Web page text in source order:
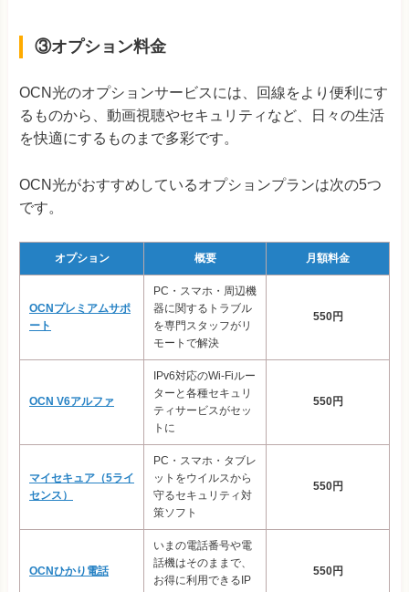
③オプション料金
OCN光のオプションサービスには、回線をより便利にす
るものから、動画視聴やセキュリティなど、日々の生活
を快適にするものまで多彩です。
OCN光がおすすめしているオプションプランは次の5つ
です。
オプション 概要 月額料金
OCNプレミアムサポ
ート
PC・スマホ・周辺機
器に関するトラブル
を専門スタッフがリ
モートで解決
550円
OCN V6アルファ
IPv6対応のWi-Fiルー
ターと各種セキュリ
ティサービスがセッ
トに
550円
マイセキュア（5ライ
センス）
PC・スマホ・タブレ
ットをウイルスから
守るセキュリティ対
策ソフト
550円
OCNひかり電話
いまの電話番号や電
話機はそのままで、
お得に利用できるIP
550円